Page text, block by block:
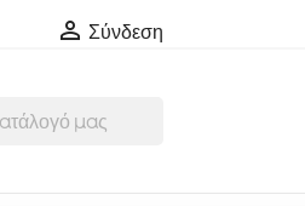
 Σύνδεση